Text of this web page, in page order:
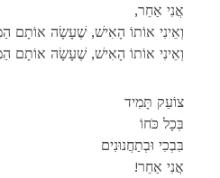
,אֲנִי אַחֵר
וְאֵינִי אוֹתוֹ הָאִישׁ, שֶׁעָשָׂה אוֹתָם
וְאֵינִי אוֹתוֹ הָאִישׁ, שֶׁעָשָׂה אוֹתָם
צוֹעֵק תָּמִיד
בְּכָל כֹּחוֹ
בִּבְכִי וּבְתַחֲנוּנִים
!אֲנִי אַחֵר